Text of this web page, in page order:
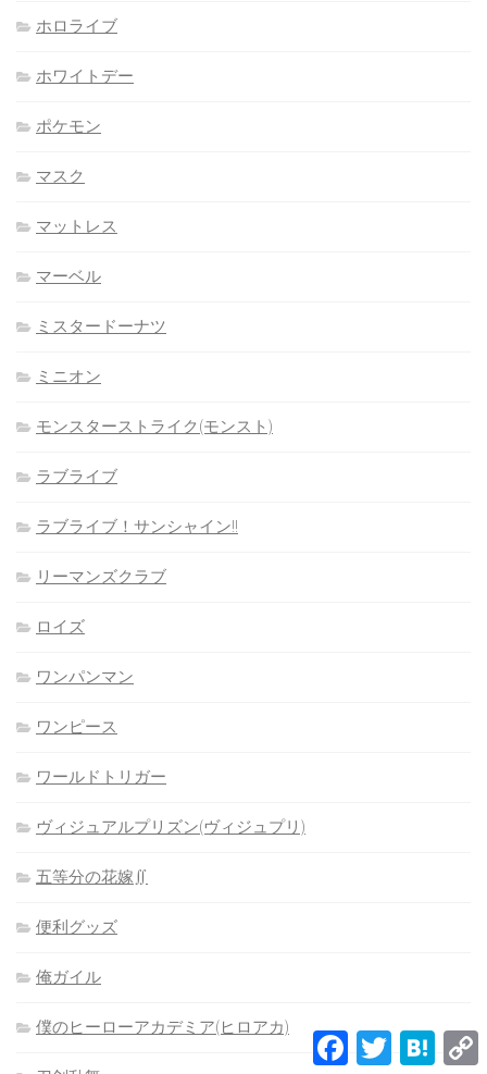
ホロライブ
ホワイトデー
ポケモン
マスク
マットレス
マーベル
ミスタードーナツ
ミニオン
モンスターストライク(モンスト)
ラブライブ
ラブライブ！サンシャイン!!
リーマンズクラブ
ロイズ
ワンパンマン
ワンピース
ワールドトリガー
ヴィジュアルプリズン(ヴィジュプリ)
五等分の花嫁∬
便利グッズ
俺ガイル
僕のヒーローアカデミア(ヒロアカ)
FacebookTwitter Hatena